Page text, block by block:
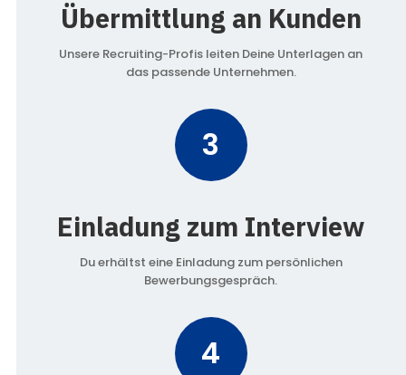
Übermittlung an Kunden
Unsere Recruiting-Profis leiten Deine Unterlagen an
das passende Unternehmen.
3
Einladung zum Interview
Du erhältst eine Einladung zum persönlichen
Bewerbungsgespräch.
4